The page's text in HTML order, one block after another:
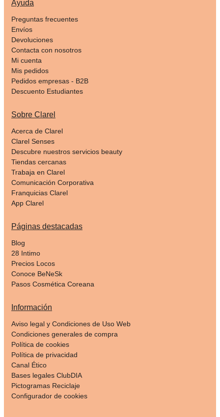
Ayuda
Preguntas frecuentes
Envíos
Devoluciones
Contacta con nosotros
Mi cuenta
Mis pedidos
Pedidos empresas - B2B
Descuento Estudiantes
Sobre Clarel
Acerca de Clarel
Clarel Senses
Descubre nuestros servicios beauty
Tiendas cercanas
Trabaja en Clarel
Comunicación Corporativa
Franquicias Clarel
App Clarel
Páginas destacadas
Blog
28 Intimo
Precios Locos
Conoce BeNeSk
Pasos Cosmética Coreana
Información
Aviso legal y Condiciones de Uso Web
Condiciones generales de compra
Política de cookies
Política de privacidad
Canal Ético
Bases legales ClubDIA
Pictogramas Reciclaje
Configurador de cookies